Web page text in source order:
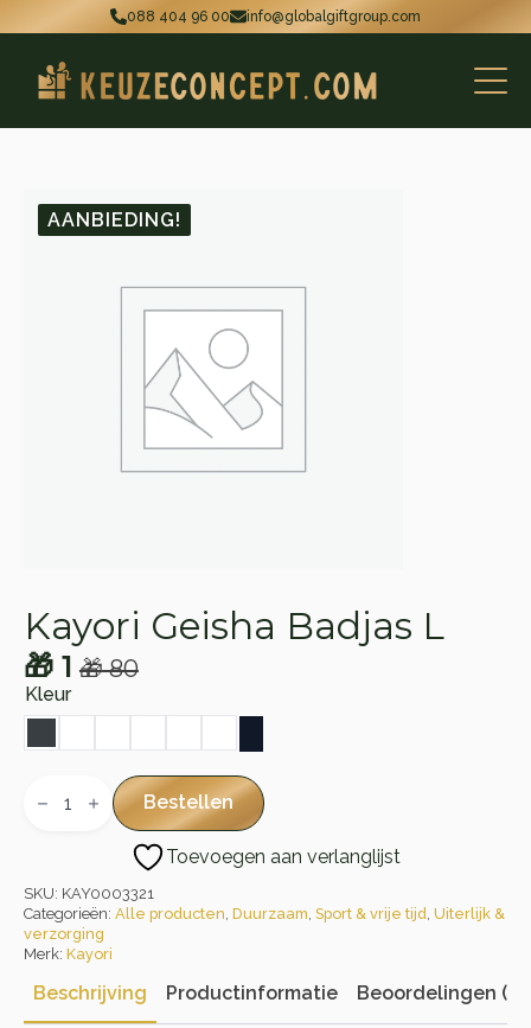
088 404 96 00 info@globalgiftgroup.com
AANBIEDING!
Kayori Geisha Badjas L
🎁80
Oorspronkelijke
prijs
was:
🎁 80.
🎁 1
Huidige
prijs
is:
🎁 1.
Kleur
Geisha
Bestellen
Toevoegen aan verlanglijst
SKU: KAY0003321
Categorieën: Alle producten Duurzaam Sport & vrije tijd Uiterlijk &
verzorging
Merk: Kayori
Beschrijving Productinformatie Beoordelingen (0)